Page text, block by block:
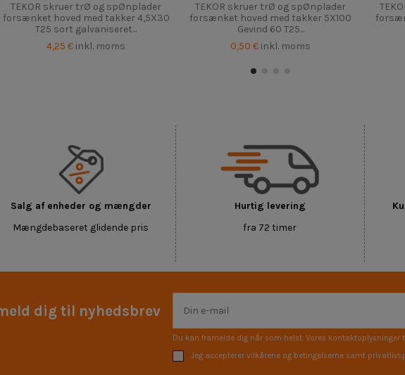
TEKOR skruer trØ og spØnplader
forsænket hoved med takker 4,5X30
T25 sort galvaniseret...
4,25 € inkl. moms
TEKOR skruer trØ og spØnplader
forsænket hoved med takker 5X100
Gevind 60 T25...
0,50 € inkl. moms
Salg af enheder og mængder
Mængdebaseret glidende pris
Hurtig levering
fra 72 timer
dig til nyhedsbrev
Du kan framelde dig når som helst. Vores
Jeg accepterer vilkårene og betingelserne samt